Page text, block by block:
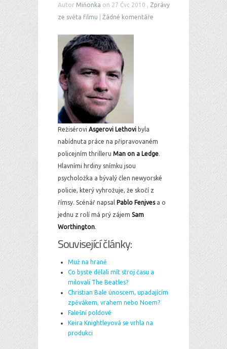
Autor Miňonka on 27 Čvc 2010 , Zprávy
ze světa filmu
Žádné komentáře
Režisérovi Asgerovi Lethovi byla
nabídnuta práce na připravovaném
policejním thrilleru Man on a Ledge.
Hlavními hrdiny snímku jsou
psycholožka a bývalý člen newyorské
policie, který vyhrožuje, že skočí z
římsy. Scénář napsal Pablo Fenjvesa o
jednu z rolí má prý zájem Sam
Worthington.
Související články:
Muž na hraně
Co byste dělali mít stroj času a
milovali The Beatles?
Christian Bale únoscem, upadajícím
zpěvákem, vrahem nebo Noem?
Falešní poldové
Keira Knightleyová se vrhla na
produkci